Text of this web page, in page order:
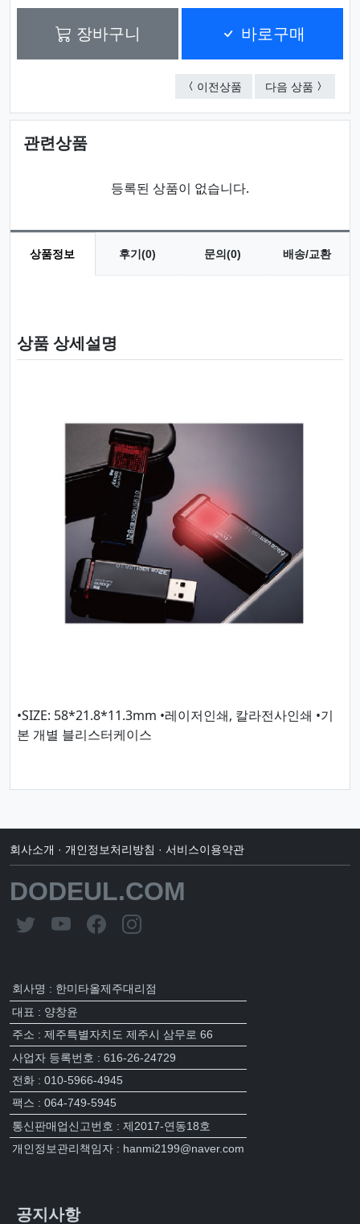
장바구니 바로구매
이전상품 U301 PUSH USB 3.0
다음 상품 액센
관련상품
등록된 상품이 없습니다.
상품정보 후기(0) 문의(0) 배송/교환
상품 상세설명
•SIZE: 58*21.8*11.3mm •레이저인쇄, 칼라전사인쇄 •기
본 개별 블리스터케이스
회사소개 · 개인정보처리방침 · 서비스이용약관
DODEUL.COM
회사명 : 한미타올제주대리점
대표 : 양창윤
주소 : 제주특별자치도 제주시 삼무로 66
사업자 등록번호 : 616-26-24729
전화 : 010-5966-4945
팩스 : 064-749-5945
통신판매업신고번호 : 제2017-연동18호
개인정보관리책임자 : hanmi2199@naver.com
공지사항